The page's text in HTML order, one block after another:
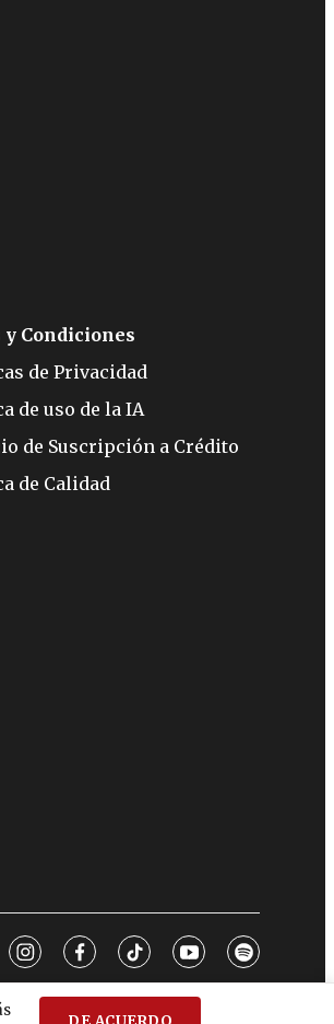
y Condiciones
de Privacidad
de uso de la IA
de Suscripción a Crédito
de Calidad
instagram
facebooktiktokyoutubespotify